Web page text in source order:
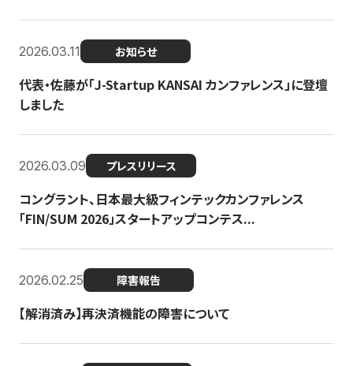
2026.03.11 お知らせ
代表・佐藤が「J-Startup KANSAI カンファレンス」に登壇
しました
2026.03.09 プレスリリース
コングラント、日本最大級フィンテックカンファレンス
「FIN/SUM 2026」スタートアップコンテス...
2026.02.25 障害報告
【解消済み】再決済機能の障害について